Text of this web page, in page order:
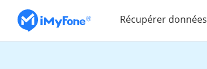
Récupérer données